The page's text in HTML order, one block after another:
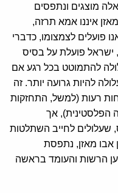
מוצגים ונתפסים
איננו אמא תרזה,
פועלים לצמצומו, כדברי
ישראל פועלת על בסיס
להתמוטט בכל רגע אם
להיות גרועה יותר. זה
רעות (למשל, התחזקות
הפלסטינית), אך
שעלולים לחייב השתלטות
מאזן, נתפסת
הרשות והעומד בראשה